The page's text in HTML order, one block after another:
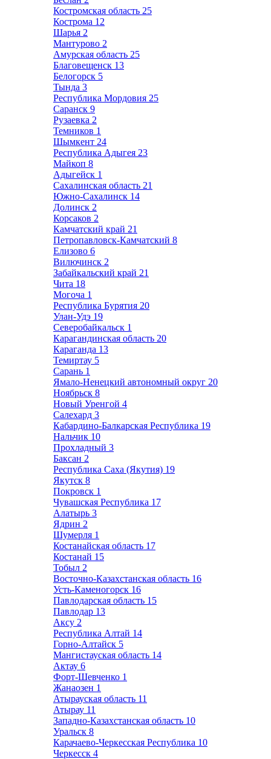
Костромская область 25
Кострома 12
Шарья 2
Мантурово 2
Амурская область 25
Благовещенск 13
Белогорск 5
Тында 3
Республика Мордовия 25
Саранск 9
Рузаевка 2
Темников 1
Шымкент 24
Республика Адыгея 23
Майкоп 8
Адыгейск 1
Сахалинская область 21
Южно-Сахалинск 14
Долинск 2
Корсаков 2
Камчатский край 21
Петропавловск-Камчатский 8
Елизово 6
Вилючинск 2
Забайкальский край 21
Чита 18
Могоча 1
Республика Бурятия 20
Улан-Удэ 19
Северобайкальск 1
Карагандинская область 20
Караганда 13
Темиртау 5
Сарань 1
Ямало-Ненецкий автономный округ 20
Ноябрьск 8
Новый Уренгой 4
Салехард 3
Кабардино-Балкарская Республика 19
Нальчик 10
Прохладный 3
Баксан 2
Республика Саха (Якутия) 19
Якутск 8
Покровск 1
Чувашская Республика 17
Алатырь 3
Ядрин 2
Шумерля 1
Костанайская область 17
Костанай 15
Тобыл 2
Восточно-Казахстанская область 16
Усть-Каменогорск 16
Павлодарская область 15
Павлодар 13
Аксу 2
Республика Алтай 14
Горно-Алтайск 5
Мангистауская область 14
Актау 6
Форт-Шевченко 1
Жанаозен 1
Атырауская область 11
Атырау 11
Западно-Казахстанская область 10
Уральск 8
Карачаево-Черкесская Республика 10
Черкесск 4